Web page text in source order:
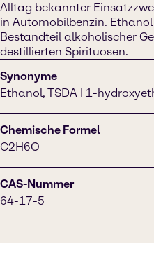
Alltag bekannter
in Automobilbenzin.
Bestandteil alkoholischer
destillierten Spirituosen.
Synonyme
Ethanol, TSDA I 1-
Chemische Formel
C2H6O
CAS-Nummer
64-17-5